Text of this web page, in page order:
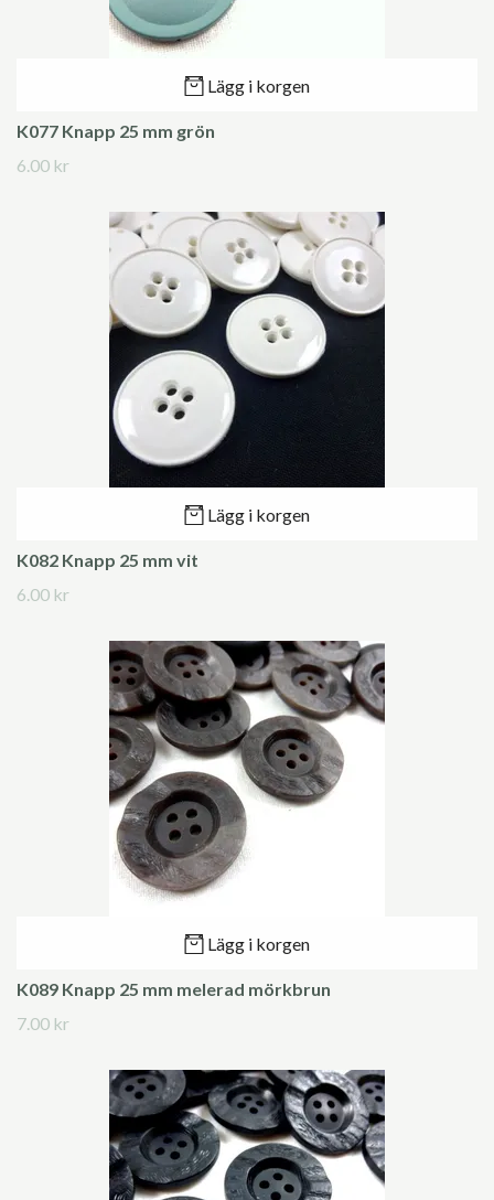
Lägg i korgen
K077 Knapp 25 mm grön
6.00 kr
Lägg i korgen
K082 Knapp 25 mm vit
6.00 kr
Lägg i korgen
K089 Knapp 25 mm melerad mörkbrun
7.00 kr